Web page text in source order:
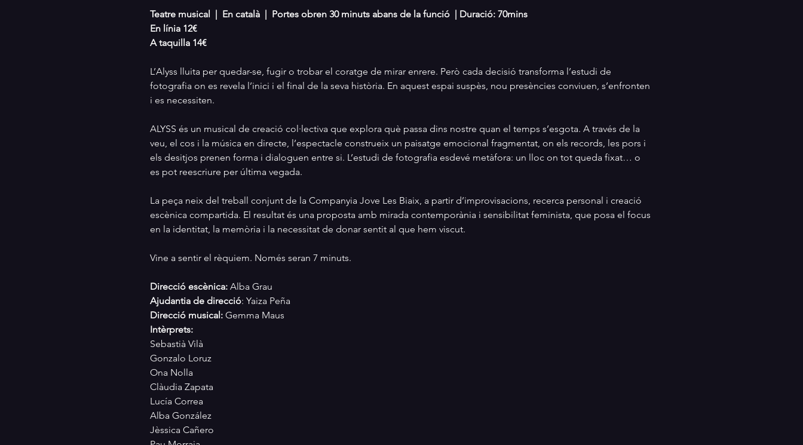
Teatre musical  |  En català  |  Portes obren 30 minuts abans de la funció  | Duració: 70mins
En línia 12€
A taquilla 14€
L’Alyss lluita per quedar-se, fugir o trobar el coratge de mirar enrere. Però cada decisió transforma l’estudi de
fotografia on es revela l’inici i el final de la seva història. En aquest espai suspès, nou presències conviuen, s’enfronten
i es necessiten.
ALYSS és un musical de creació col·lectiva que explora què passa dins nostre quan el temps s’esgota. A través de la
veu, el cos i la música en directe, l’espectacle construeix un paisatge emocional fragmentat, on els records, les pors i
els desitjos prenen forma i dialoguen entre si. L’estudi de fotografia esdevé metàfora: un lloc on tot queda fixat… o
es pot reescriure per última vegada.
La peça neix del treball conjunt de la Companyia Jove Les Biaix, a partir d’improvisacions, recerca personal i creació
escènica compartida. El resultat és una proposta amb mirada contemporània i sensibilitat feminista, que posa el focus
en la identitat, la memòria i la necessitat de donar sentit al que hem viscut.
Vine a sentir el rèquiem. Només seran 7 minuts.
Direcció escènica: Alba Grau
Ajudantia de direcció: Yaiza Peña
Direcció musical: Gemma Maus
Intèrprets:
Sebastià Vilà
Gonzalo Loruz
Ona Nolla
Clàudia Zapata
Lucía Correa
Alba González
Jèssica Cañero